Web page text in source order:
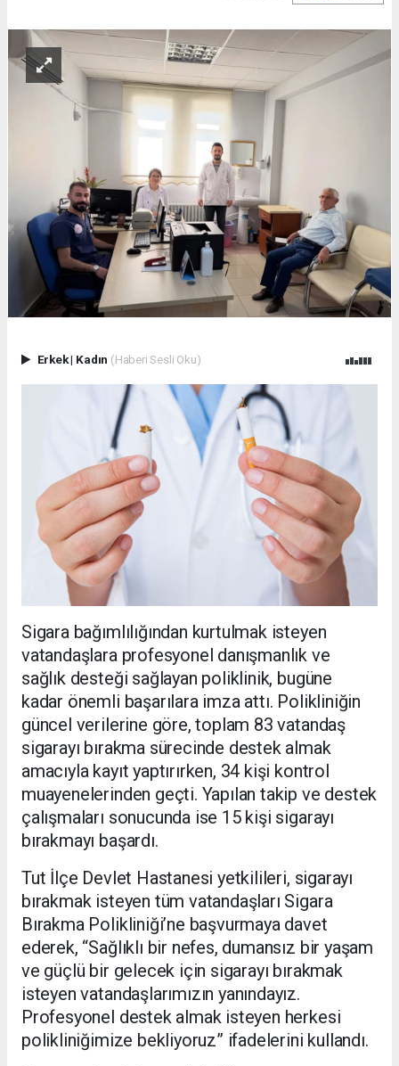
Erkek| Kadın (Haberi Sesli Oku)
Sigara bağımlılığından kurtulmak isteyen
vatandaşlara profesyonel danışmanlık ve
sağlık desteği sağlayan poliklinik, bugüne
kadar önemli başarılara imza attı. Polikliniğin
güncel verilerine göre, toplam 83 vatandaş
sigarayı bırakma sürecinde destek almak
amacıyla kayıt yaptırırken, 34 kişi kontrol
muayenelerinden geçti. Yapılan takip ve destek
çalışmaları sonucunda ise 15 kişi sigarayı
bırakmayı başardı.
Tut İlçe Devlet Hastanesi yetkilileri, sigarayı
bırakmak isteyen tüm vatandaşları Sigara
Bırakma Polikliniği’ne başvurmaya davet
ederek, “Sağlıklı bir nefes, dumansız bir yaşam
ve güçlü bir gelecek için sigarayı bırakmak
isteyen vatandaşlarımızın yanındayız.
Profesyonel destek almak isteyen herkesi
polikliniğimize bekliyoruz” ifadelerini kullandı.